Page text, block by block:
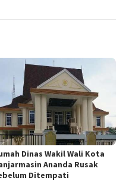
Dinas Wakil Wali Kota
Ananda Rusak
Ditempati